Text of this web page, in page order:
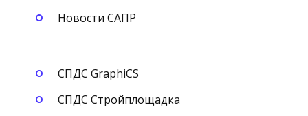
Новости САПР
СПДС GraphiCS
СПДС Стройплощадка